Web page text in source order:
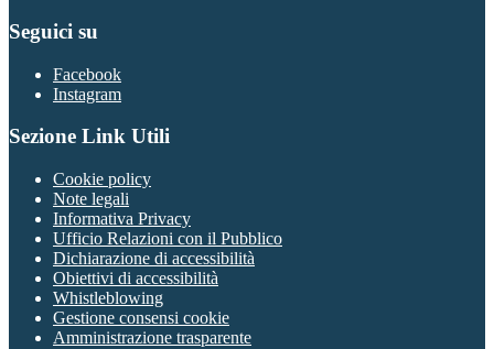
Seguici su
Facebook
Instagram
Sezione Link Utili
Cookie policy
Note legali
Informativa Privacy
Ufficio Relazioni con il Pubblico
Dichiarazione di accessibilità
Obiettivi di accessibilità
Whistleblowing
Gestione consensi cookie
Amministrazione trasparente